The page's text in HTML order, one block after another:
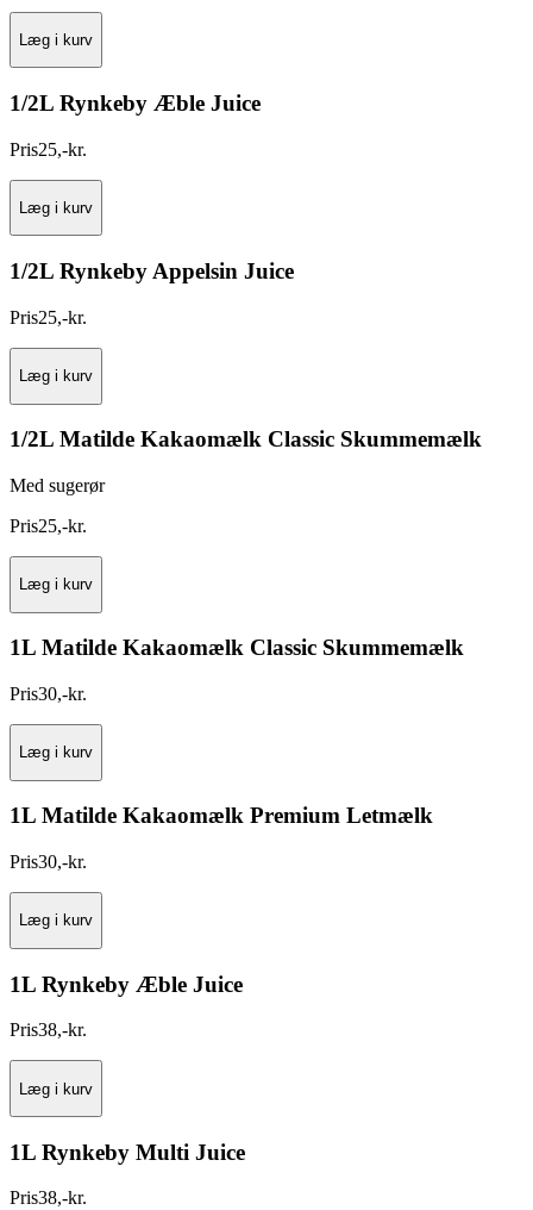
Læg i kurv
1/2L Rynkeby Æble Juice
Pris25,-kr.
Læg i kurv
1/2L Rynkeby Appelsin Juice
Pris25,-kr.
Læg i kurv
1/2L Matilde Kakaomælk Classic Skummemælk
Med sugerør
Pris25,-kr.
Læg i kurv
1L Matilde Kakaomælk Classic Skummemælk
Pris30,-kr.
Læg i kurv
1L Matilde Kakaomælk Premium Letmælk
Pris30,-kr.
Læg i kurv
1L Rynkeby Æble Juice
Pris38,-kr.
Læg i kurv
1L Rynkeby Multi Juice
Pris38,-kr.